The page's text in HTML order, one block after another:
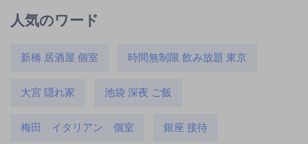
人気のワード
新橋 居酒屋 個室 時間無制限 飲み放題 東京
大宮 隠れ家 池袋 深夜 ご飯
梅田 イタリアン 個室 銀座 接待